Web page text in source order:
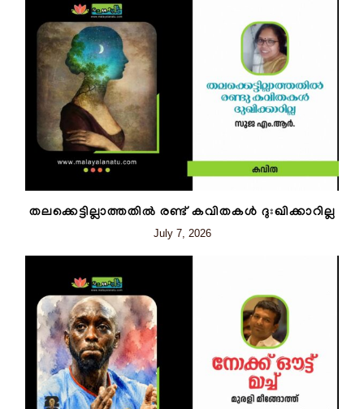
തലക്കെട്ടില്ലാത്തതിൽ രണ്ട് കവിതകൾ ദുഃഖിക്കാറില്ല
July 7, 2026